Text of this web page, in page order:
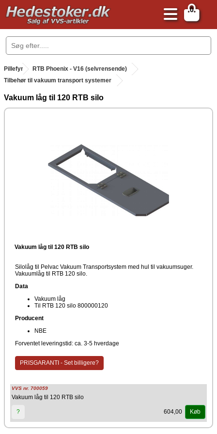
0
.
Pillefyr .
RTB Phoenix - V16 (selvrensende)
Tilbehør til vakuum transport systemer
Vakuum låg til 120 RTB silo
Vakuum låg til 120 RTB silo
Silolåg til Pelvac Vakuum Transportsystem med hul til vakuumsuger.
Vakuumlåg til RTB 120 silo.
Data
Vakuum låg
Til RTB 120 silo 800000120
Producent
NBE
Forventet leveringstid: ca. 3-5 hverdage
PRISGARANTI - Set billigere?
VVS nr. 700059
Vakuum låg til 120 RTB silo
? 604,00 Køb